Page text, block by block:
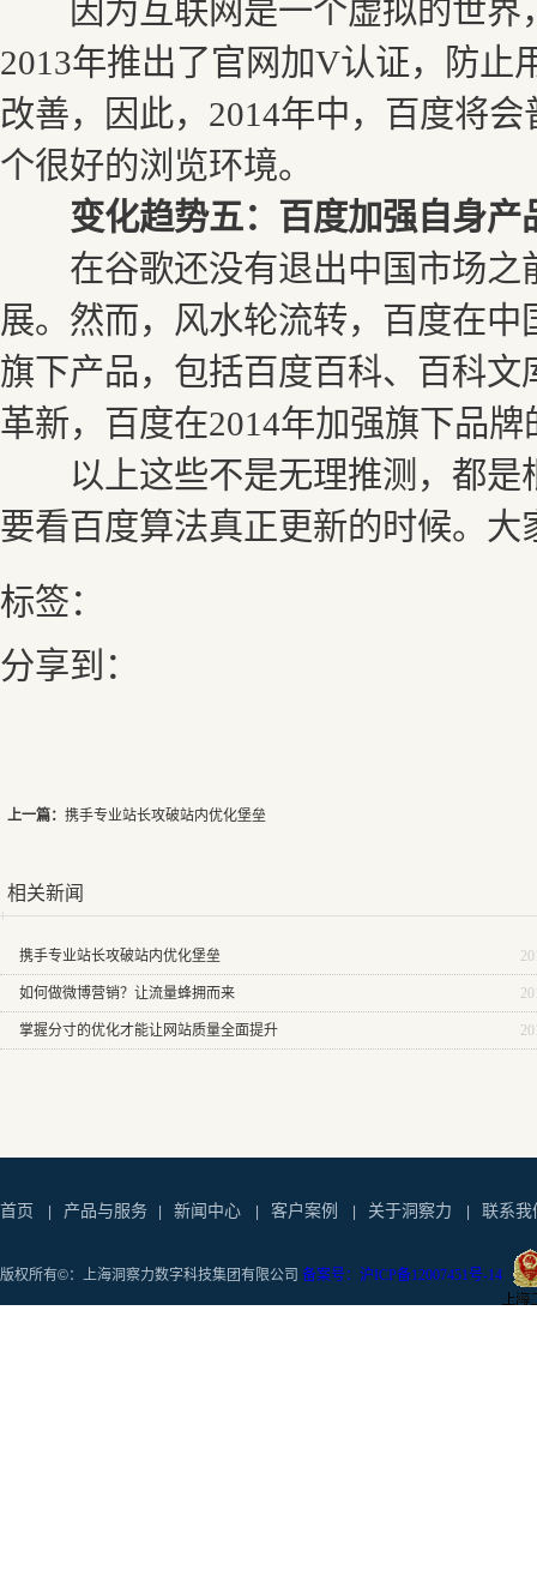
因为互联网是一个虚拟的世界
2013年推出了官网加V认证，防止
改善，因此，2014年中，百度将
个很好的浏览环境。
变化趋势五：百度加强自身产
在谷歌还没有退出中国市场之
展。然而，风水轮流转，百度在
旗下产品，包括百度百科、百科
革新，百度在2014年加强旗下品
以上这些不是无理推测，都是
要看百度算法真正更新的时候。大
标签：
分享到：
上一篇： 携手专业站长攻破站内优化堡垒
相关新闻
携手专业站长攻破站内优化堡垒
如何做微博营销？让流量蜂拥而来
掌握分寸的优化才能让网站质量全面提升
首页 产品与服务 新闻中心 客户案例 关于洞察力 联系我
版权所有©：上海洞察力数字科技集团有限公司 备案号：沪ICP备12007451号-14